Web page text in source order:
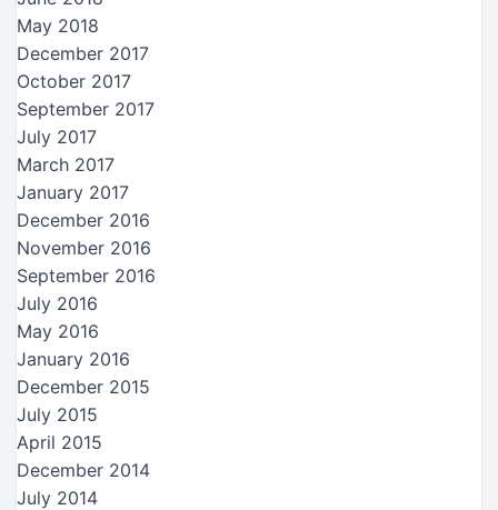
May 2018
December 2017
October 2017
September 2017
July 2017
March 2017
January 2017
December 2016
November 2016
September 2016
July 2016
May 2016
January 2016
December 2015
July 2015
April 2015
December 2014
July 2014